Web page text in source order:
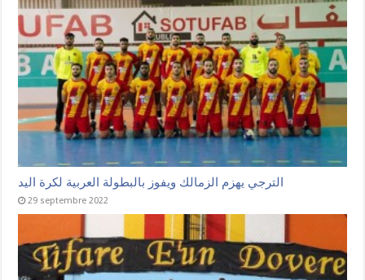
الترجي يهزم الزمالك ويفوز بالبطولة العربية لكرة اليد
29 septembre 2022